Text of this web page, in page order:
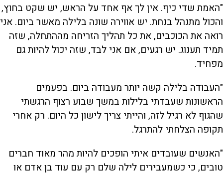
"האמת שדי כיף. אין לך אף אחד על הראש, יש שקט בחוץ,
והכול מתנהל בנחת. יש אווירה שונה בלילה מאשר ביום. אני
רואה את הכוכבים, את כל תהליך הזריחה מההתחלה, שזה
תמיד תענוג. יש רגעים, אם אני לבד, שזה יכול להיות גם
מפחיד.
"העבודה בלילה קשה יותר מעבודה ביום. בפעמים
הראשונות שעבדתי בלילות במשך שבוע רצוף הרגשתי
שהגוף לא רגיל לזה, והייתי צריך לישון כל היום. רק אחרי
תקופה הצלחתי להתרגל.
"האנשים שעובדים איתי הופכים להיות מהר מאוד חברים
טובים, כי כשמעבירים לילה שלם רק עם עוד בן אדם או